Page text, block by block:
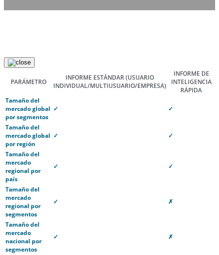
PARÁMETRO
INFORME ESTÁNDAR(USUARIO
INDIVIDUAL/MULTIUSUARIO/EMPRESA)
INFORME DE
INTELIGENCIA
RÁPIDA
Tamaño del
mercado global
por segmentos
✓ ✓
Tamaño del
mercado global
por región
✓ ✓
Tamaño del
mercado
regional por
país
✓ ✓
Tamaño del
mercado
regional por
segmentos
✓ ✗
Tamaño del
mercado
nacional por
segmentos
✓ ✗